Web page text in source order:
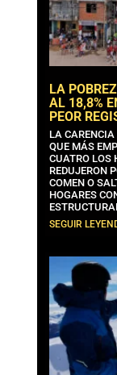
LA
AL 18,8%
PEOR
LA
QUE MÁS
CUATRO LOS
REDUJERON
COMEN O
HOGARES
SEGUIR